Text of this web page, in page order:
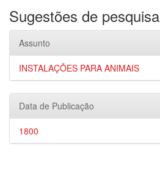
Sugestões de pesquisa
Assunto
INSTALAÇÕES PARA ANIMAIS
Data de Publicação
1800